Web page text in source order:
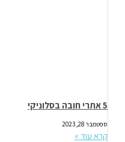
5 אתרי חובה בסלוניקי
ספטמבר 28, 2023
קרא עוד »